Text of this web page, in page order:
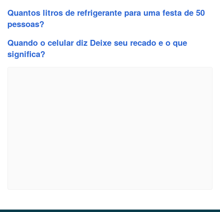
Quantos litros de refrigerante para uma festa de 50
pessoas?
Quando o celular diz Deixe seu recado e o que
significa?